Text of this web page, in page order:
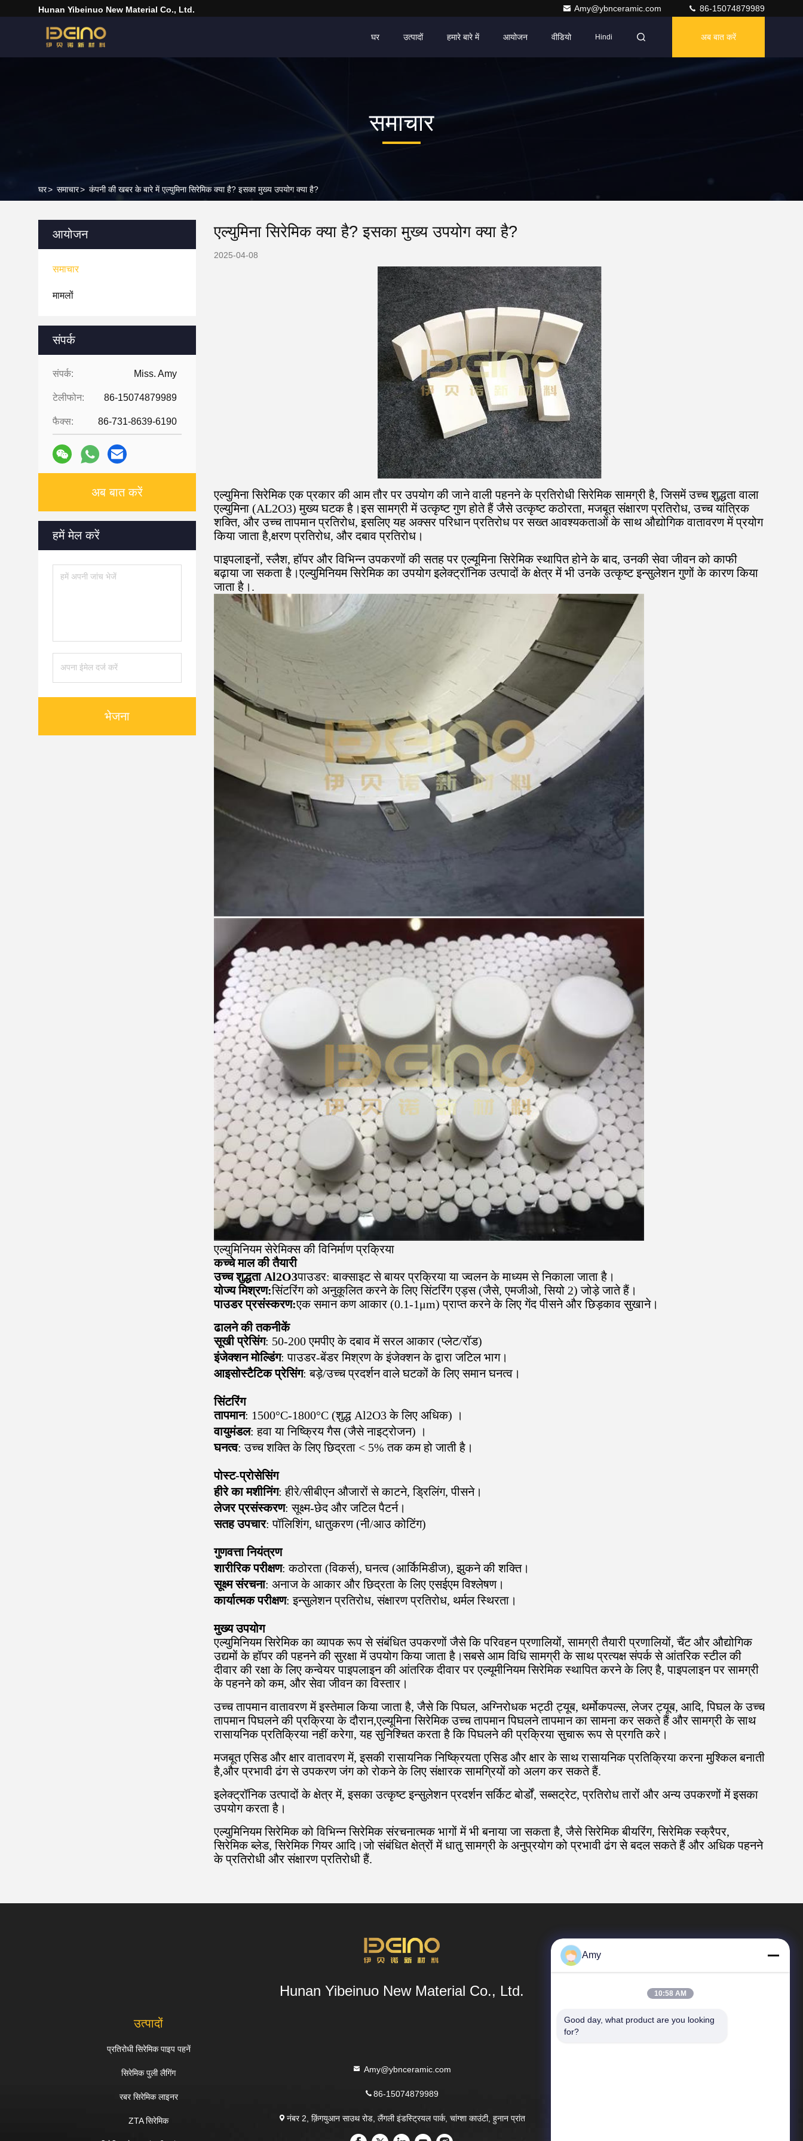
Hunan Yibeinuo New Material Co., Ltd. Amy@ybnceramic.com 86-15074879989
घर उत्पादों हमारे बारे में आयोजन वीडियो Hindi अब बात करें
समाचार
घर> समाचार> कंपनी की खबर के बारे में एल्युमिना सिरेमिक क्या है? इसका मुख्य उपयोग क्या है?
आयोजन
समाचार
मामलों
संपर्क
संपर्क: Miss. Amy
टेलीफोन: 86-15074879989
फैक्स: 86-731-8639-6190
अब बात करें
हमें मेल करें
भेजना
एल्युमिना सिरेमिक क्या है? इसका मुख्य उपयोग क्या है?
2025-04-08
एल्युमिना सिरेमिक एक प्रकार की आम तौर पर उपयोग की जाने वाली पहनने के प्रतिरोधी सिरेमिक सामग्री है, जिसमें उच्च शुद्धता वाला
एल्युमिना (AL2O3) मुख्य घटक है।इस सामग्री में उत्कृष्ट गुण होते हैं जैसे उत्कृष्ट कठोरता, मजबूत संक्षारण प्रतिरोध, उच्च यांत्रिक
शक्ति, और उच्च तापमान प्रतिरोध, इसलिए यह अक्सर परिधान प्रतिरोध पर सख्त आवश्यकताओं के साथ औद्योगिक वातावरण में प्रयोग
किया जाता है,क्षरण प्रतिरोध, और दबाव प्रतिरोध।
पाइपलाइनों, स्लैश, हॉपर और विभिन्न उपकरणों की सतह पर एल्यूमिना सिरेमिक स्थापित होने के बाद, उनकी सेवा जीवन को काफी
बढ़ाया जा सकता है।एल्युमिनियम सिरेमिक का उपयोग इलेक्ट्रॉनिक उत्पादों के क्षेत्र में भी उनके उत्कृष्ट इन्सुलेशन गुणों के कारण किया
जाता है।.
एल्युमिनियम सेरेमिक्स की विनिर्माण प्रक्रिया
कच्चे माल की तैयारी
उच्च शुद्धता Al2O3पाउडर: बाक्साइट से बायर प्रक्रिया या ज्वलन के माध्यम से निकाला जाता है।
योज्य मिश्रण:सिंटरिंग को अनुकूलित करने के लिए सिंटरिंग एड्स (जैसे, एमजीओ, सियो 2) जोड़े जाते हैं।
पाउडर प्रसंस्करण:एक समान कण आकार (0.1-1μm) प्राप्त करने के लिए गेंद पीसने और छिड़काव सुखाने।
ढालने की तकनीकें
सूखी प्रेसिंग: 50-200 एमपीए के दबाव में सरल आकार (प्लेट/रॉड)
इंजेक्शन मोल्डिंग: पाउडर-बेंडर मिश्रण के इंजेक्शन के द्वारा जटिल भाग।
आइसोस्टैटिक प्रेसिंग: बड़े/उच्च प्रदर्शन वाले घटकों के लिए समान घनत्व।
सिंटरिंग
तापमान: 1500°C-1800°C (शुद्ध Al2O3 के लिए अधिक) ।
वायुमंडल: हवा या निष्क्रिय गैस (जैसे नाइट्रोजन) ।
घनत्व: उच्च शक्ति के लिए छिद्रता < 5% तक कम हो जाती है।
पोस्ट-प्रोसेसिंग
हीरे का मशीनिंग: हीरे/सीबीएन औजारों से काटने, ड्रिलिंग, पीसने।
लेजर प्रसंस्करण: सूक्ष्म-छेद और जटिल पैटर्न।
सतह उपचार: पॉलिशिंग, धातुकरण (नी/आउ कोटिंग)
गुणवत्ता नियंत्रण
शारीरिक परीक्षण: कठोरता (विकर्स), घनत्व (आर्किमिडीज), झुकने की शक्ति।
सूक्ष्म संरचना: अनाज के आकार और छिद्रता के लिए एसईएम विश्लेषण।
कार्यात्मक परीक्षण: इन्सुलेशन प्रतिरोध, संक्षारण प्रतिरोध, थर्मल स्थिरता।
मुख्य उपयोग
एल्युमिनियम सिरेमिक का व्यापक रूप से संबंधित उपकरणों जैसे कि परिवहन प्रणालियों, सामग्री तैयारी प्रणालियों, चैंट और औद्योगिक
उद्यमों के हॉपर की पहनने की सुरक्षा में उपयोग किया जाता है।सबसे आम विधि सामग्री के साथ प्रत्यक्ष संपर्क से आंतरिक स्टील की
दीवार की रक्षा के लिए कन्वेयर पाइपलाइन की आंतरिक दीवार पर एल्यूमीनियम सिरेमिक स्थापित करने के लिए है, पाइपलाइन पर सामग्री
के पहनने को कम, और सेवा जीवन का विस्तार।
उच्च तापमान वातावरण में इस्तेमाल किया जाता है, जैसे कि पिघल, अग्निरोधक भट्ठी ट्यूब, थर्मोकपल्स, लेजर ट्यूब, आदि, पिघल के उच्च
तापमान पिघलने की प्रक्रिया के दौरान,एल्यूमिना सिरेमिक उच्च तापमान पिघलने तापमान का सामना कर सकते हैं और सामग्री के साथ
रासायनिक प्रतिक्रिया नहीं करेगा, यह सुनिश्चित करता है कि पिघलने की प्रक्रिया सुचारू रूप से प्रगति करे।
मजबूत एसिड और क्षार वातावरण में, इसकी रासायनिक निष्क्रियता एसिड और क्षार के साथ रासायनिक प्रतिक्रिया करना मुश्किल बनाती
है,और प्रभावी ढंग से उपकरण जंग को रोकने के लिए संक्षारक सामग्रियों को अलग कर सकते हैं.
इलेक्ट्रॉनिक उत्पादों के क्षेत्र में, इसका उत्कृष्ट इन्सुलेशन प्रदर्शन सर्किट बोर्डों, सब्सट्रेट, प्रतिरोध तारों और अन्य उपकरणों में इसका
उपयोग करता है।
एल्युमिनियम सिरेमिक को विभिन्न सिरेमिक संरचनात्मक भागों में भी बनाया जा सकता है, जैसे सिरेमिक बीयरिंग, सिरेमिक स्क्रैपर,
सिरेमिक ब्लेड, सिरेमिक गियर आदि।जो संबंधित क्षेत्रों में धातु सामग्री के अनुप्रयोग को प्रभावी ढंग से बदल सकते हैं और अधिक पहनने
के प्रतिरोधी और संक्षारण प्रतिरोधी हैं.
Hunan Yibeinuo New Material Co., Ltd.
उत्पादों
प्रतिरोधी सिरेमिक पाइप पहनें
सिरेमिक पुली लैगिंग
रबर सिरेमिक लाइनर
ZTA सिरेमिक
Amy@ybnceramic.com
86-15074879989
नंबर 2, क़िंगयुआन साउथ रोड, लैंगली इंडस्ट्रियल पार्क, चांग्शा काउंटी, हुनान प्रांत
त्वरित सम्पक
Amy
10:58 AM
Good day, what product are you looking
for?